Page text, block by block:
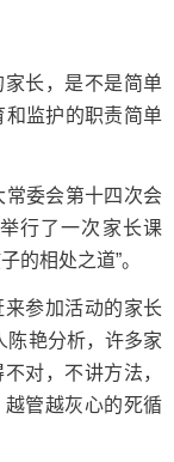
长，是不是简单
和监护的职责简单
委会第十四次会
行了一次家长课
的相处之道”。
参加活动的家长
陈艳分析，许多家
对，不讲方法，
管越灰心的死循